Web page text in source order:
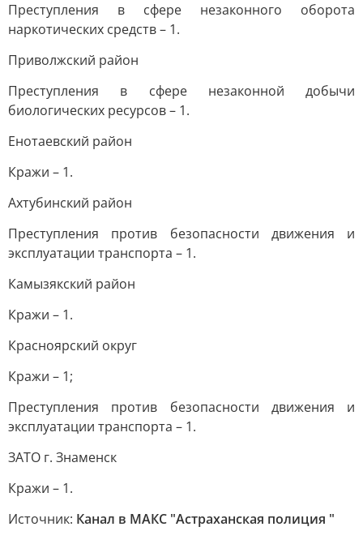
Преступления в сфере незаконного оборота
наркотических средств – 1.
Приволжский район
Преступления в сфере незаконной добычи
биологических ресурсов – 1.
Енотаевский район
Кражи – 1.
Ахтубинский район
Преступления против безопасности движения и
эксплуатации транспорта – 1.
Камызякский район
Кражи – 1.
Красноярский округ
Кражи – 1;
Преступления против безопасности движения и
эксплуатации транспорта – 1.
ЗАТО г. Знаменск
Кражи – 1.
Источник: Канал в МАКС "Астраханская полиция "